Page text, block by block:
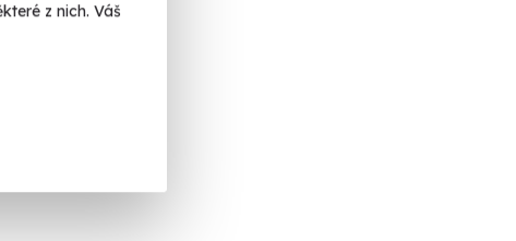
z nich. Váš